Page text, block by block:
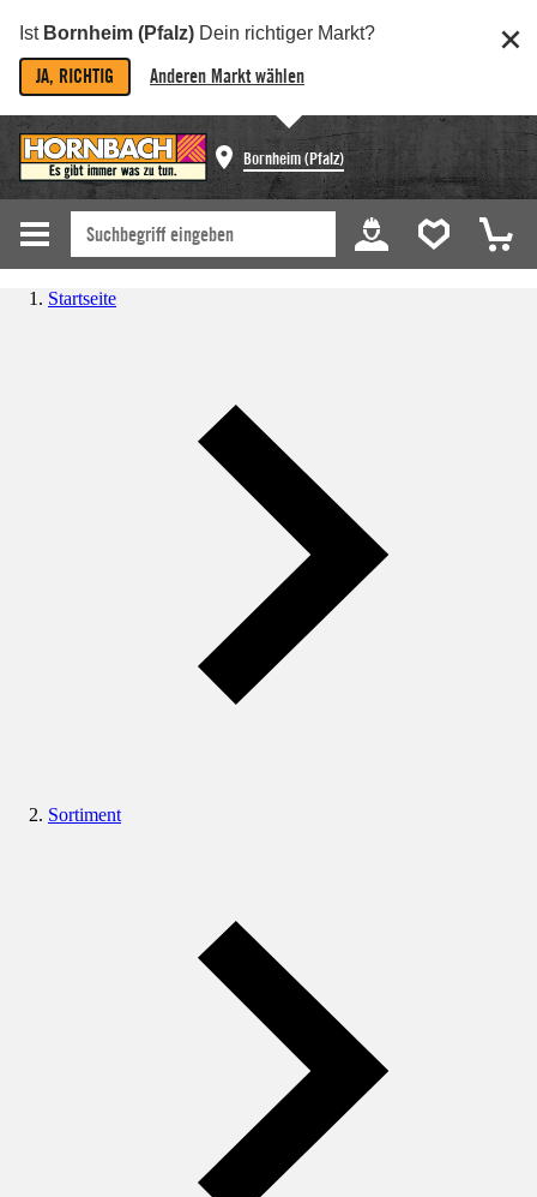
Ist Bornheim (Pfalz) Dein richtiger Markt?
JA, RICHTIG Anderen Markt wählen
Bornheim (Pfalz)
Startseite
Sortiment